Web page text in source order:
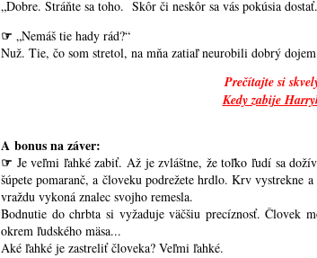
„Dobre. Stráňte sa toho. Skôr či neskôr sa vás pokúsia
☞ „Nemáš tie hady rád?“
Nuž. Tie, čo som stretol, na mňa zatiaľ neurobili dobrý
Prečítajte si
Kedy zabije
A bonus na záver:
☞ Je veľmi ľahké zabiť. Až je zvláštne, že toľko ľudí sa
šúpete pomaranč, a človeku podrežete hrdlo. Krv vystrekne
vraždu vykoná znalec svojho remesla.
Bodnutie do chrbta si vyžaduje väčšiu precíznosť. Človek
okrem ľudského mäsa...
Aké ľahké je zastreliť človeka? Veľmi ľahké.